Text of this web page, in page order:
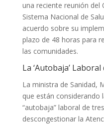
una reciente reunión del
Sistema Nacional de
acuerdo sobre su
plazo de 48 horas para
las comunidades.
La ‘Autobaja’
La ministra de Sanidad,
que están considerando
“autobaja” laboral de
descongestionar la